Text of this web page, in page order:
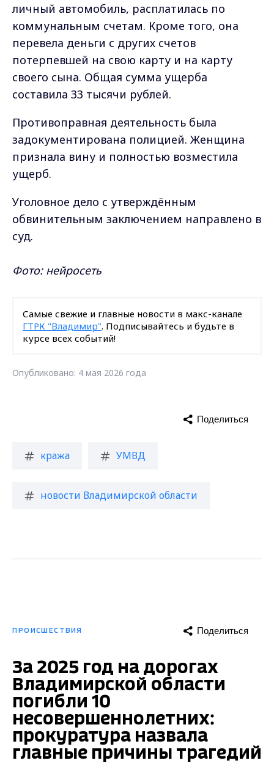
личный автомобиль, расплатилась по
коммунальным счетам. Кроме того, она
перевела деньги с других счетов
потерпевшей на свою карту и на карту
своего сына. Общая сумма ущерба
составила 33 тысячи рублей.
Противоправная деятельность была
задокументирована полицией. Женщина
признала вину и полностью возместила
ущерб.
Уголовное дело с утверждённым
обвинительным заключением направлено в
суд.
Фото: нейросеть
Самые свежие и главные новости в макс-канале
ГТРК "Владимир". Подписывайтесь и будьте в
курсе всех событий!
Опубликовано: 4 мая 2026 года
кража УМВД
новости Владимирской области
Поделиться
ПРОИСШЕСТВИЯ Поделиться
За 2025 год на дорогах
Владимирской области
погибли 10
несовершеннолетних:
прокуратура назвала
главные причины трагедий